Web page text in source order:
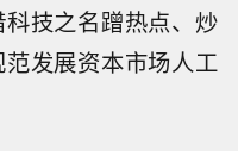
技之名蹭热点、炒
发展资本市场人工